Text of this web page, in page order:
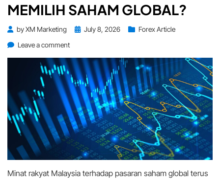
MEMILIH SAHAM GLOBAL?
byXM Marketing
PostedJuly 8, 2026
Forex Article
Leave a commenton
2026:
Mengapa
Pelabur
Malaysia
Semakin
Memilih
Saham
Global?
Minat rakyat Malaysia terhadap pasaran saham global terus